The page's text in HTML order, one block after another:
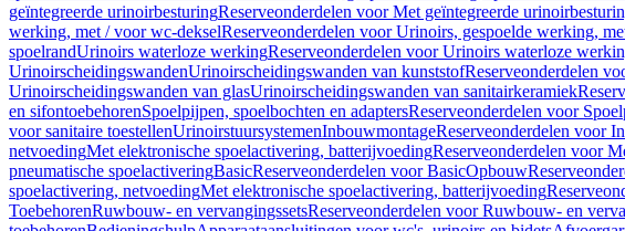
geïntegreerde urinoirbesturingReserveonderdelen voor Met geïntegreerde
werking, met / voor wc-dekselReserveonderdelen voor Urinoirs, gespoelde werking,
spoelrandUrinoirs waterloze werkingReserveonderdelen voor Urinoirs waterloze
UrinoirscheidingswandenUrinoirscheidingswanden van kunststofReserveonderdelen
Urinoirscheidingswanden van glasUrinoirscheidingswanden van sanitairkeramiek
en sifontoebehorenSpoelpijpen, spoelbochten en adaptersReserveonderdelen voor
voor sanitaire toestellenUrinoirstuursystemenInbouwmontageReserveonderdelen voor
netvoedingMet elektronische spoelactivering, batterijvoedingReserveonderdelen voor
pneumatische spoelactiveringBasicReserveonderdelen voor BasicOpbouw
spoelactivering, netvoedingMet elektronische spoelactivering, batterijvoeding
ToebehorenRuwbouw- en vervangingssetsReserveonderdelen voor Ruwbouw- en